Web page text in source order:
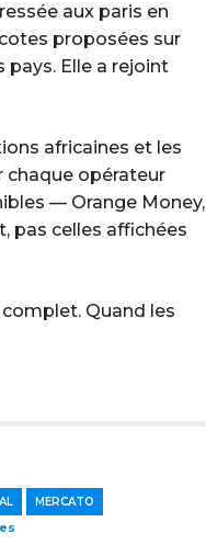
aux paris en
proposées sur
Elle a rejoint
africaines et les
chaque opérateur
— Orange Money,
pas celles affichées
Quand les
MERCATO